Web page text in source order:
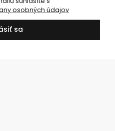
osobných údajov
sa